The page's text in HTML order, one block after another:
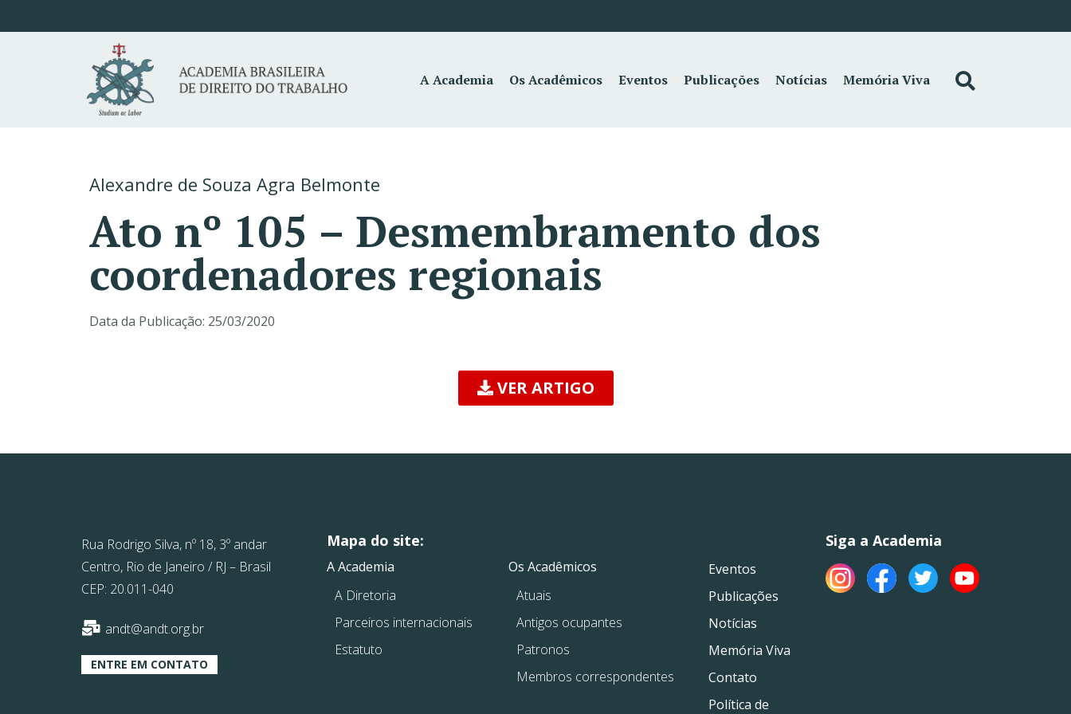
A Academia Os Acadêmicos Eventos Publicações Notícias Memória Viva
Alexandre de Souza Agra Belmonte
Ato nº 105 – Desmembramento dos
coordenadores regionais
Data da Publicação: 25/03/2020
VER ARTIGO
Rua Rodrigo Silva, nº 18, 3º andar
Centro, Rio de Janeiro / RJ – Brasil
CEP: 20.011-040
andt@andt.org.br
ENTRE EM CONTATO
Mapa do site:
A Academia
A Diretoria
Parceiros internacionais
Estatuto
Os Acadêmicos
Atuais
Antigos ocupantes
Patronos
Membros correspondentes
Eventos
Publicações
Notícias
Memória Viva
Contato
Política de
Siga a Academia